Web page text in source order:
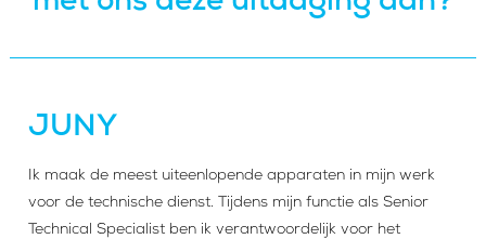
JUNY
Ik maak de meest uiteenlopende apparaten in mijn werk
voor de technische dienst. Tijdens mijn functie als Senior
Technical Specialist ben ik verantwoordelijk voor het